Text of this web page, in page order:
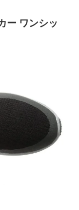
ー ワンシッ